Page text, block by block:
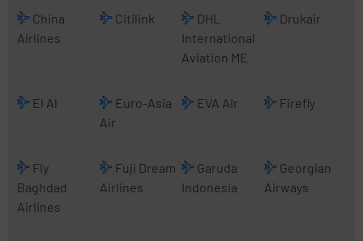
China
Airlines
Citilink
DHL
International
Aviation ME
Drukair
El Al
Euro-Asia
Air
EVA Air Firefly
Fly
Baghdad
Airlines
Fuji Dream
Airlines
Garuda
Indonesia
Georgian
Airways